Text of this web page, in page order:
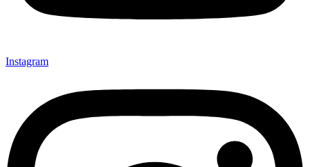
Instagram